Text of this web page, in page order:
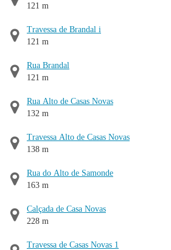
121 m
Travessa de Brandal i
121 m
Rua Brandal
121 m
Rua Alto de Casas Novas
132 m
Travessa Alto de Casas Novas
138 m
Rua do Alto de Samonde
163 m
Calçada de Casa Novas
228 m
Travessa de Casas Novas 1